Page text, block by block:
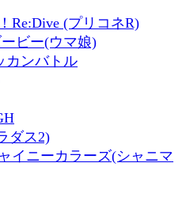
Re:Dive (プリコネR)
ビー(ウマ娘)
カンバトル
ダス2)
イニーカラーズ(シャニマ